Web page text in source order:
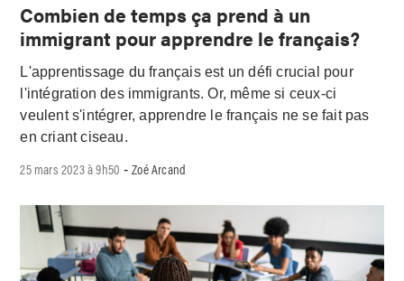
Combien de temps ça prend à un
immigrant pour apprendre le français?
L'apprentissage du français est un défi crucial pour
l'intégration des immigrants. Or, même si ceux-ci
veulent s'intégrer, apprendre le français ne se fait pas
en criant ciseau.
25 mars 2023 à 9h50 -Zoé Arcand